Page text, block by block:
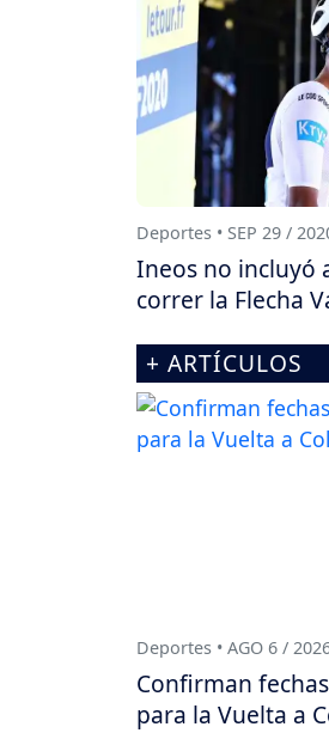
Deportes • SEP 29 /
Ineos no incluyó
correr la Flecha
+ ARTÍCULOS
Deportes • AGO 6 /
Confirman
para la Vuelta a